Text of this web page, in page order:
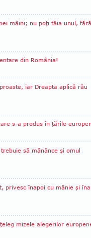
mâini; nu poţi tăia unul,
din România!
iar Dreapta aplică rău
s-a produs în ţările
să mănânce şi omul
privesc înapoi cu mânie şi
mizele alegerilor